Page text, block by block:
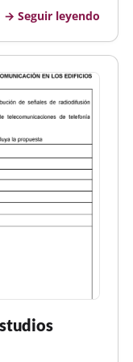
de los
total de
Seguir leyendo